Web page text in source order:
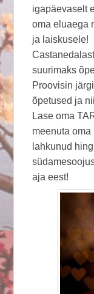
igapäevaselt
oma eluaega
ja laiskusele!
suurimaks
Proovisin
õpetused ja
Lase oma
meenuta
lahkunud
aja eest!